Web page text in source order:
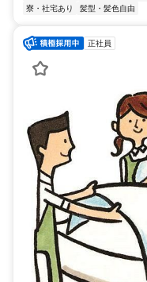
寮・社宅あり
髪型・髪色自由
正社員